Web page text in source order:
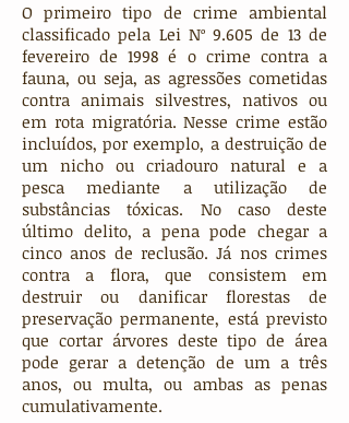
O primeiro tipo de crime ambiental
classificado pela Lei Nº 9.605 de 13 de
fevereiro de 1998 é o crime contra a
fauna, ou seja, as agressões cometidas
contra animais silvestres, nativos ou
em rota migratória. Nesse crime estão
incluídos, por exemplo, a destruição de
um nicho ou criadouro natural e a
pesca mediante a utilização de
substâncias tóxicas. No caso deste
último delito, a pena pode chegar a
cinco anos de reclusão. Já nos crimes
contra a flora, que consistem em
destruir ou danificar florestas de
preservação permanente, está previsto
que cortar árvores deste tipo de área
pode gerar a detenção de um a três
anos, ou multa, ou ambas as penas
cumulativamente.